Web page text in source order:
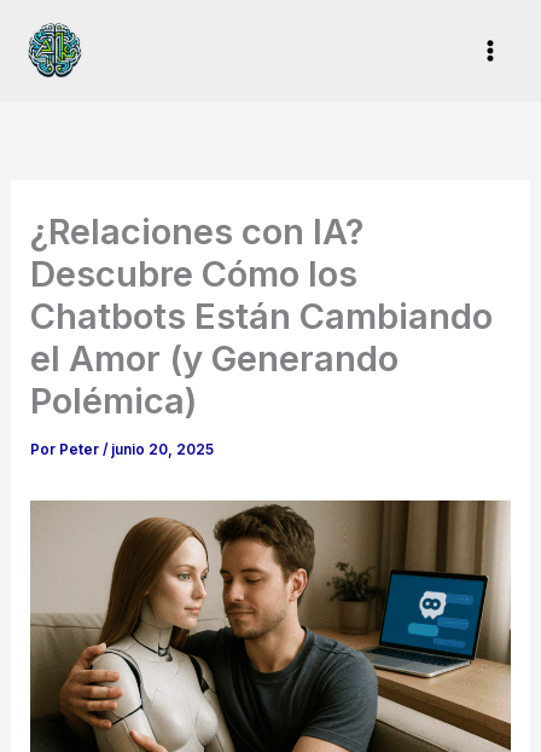
contenido
¿Relaciones con IA?
Descubre Cómo los
Chatbots Están Cambiando
el Amor (y Generando
Polémica)
Por Peter/ junio 20, 2025